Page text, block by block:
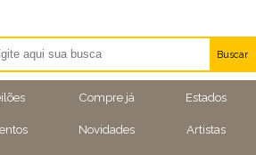
Compre já Estados
Novidades Artistas
Buscar
Artistas
Eventos